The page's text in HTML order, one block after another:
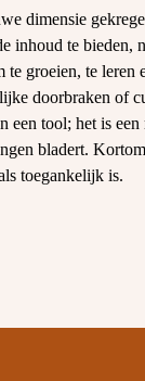
dimensie
inhoud te
groeien, te
doorbraken
tool; het is
bladert.
toegankelijk is.